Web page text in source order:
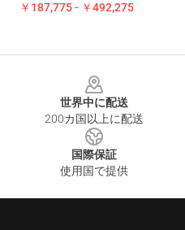
￥187,775 - ￥492,275
世界中に配送
200カ国以上に配送
国際保証
使用国で提供